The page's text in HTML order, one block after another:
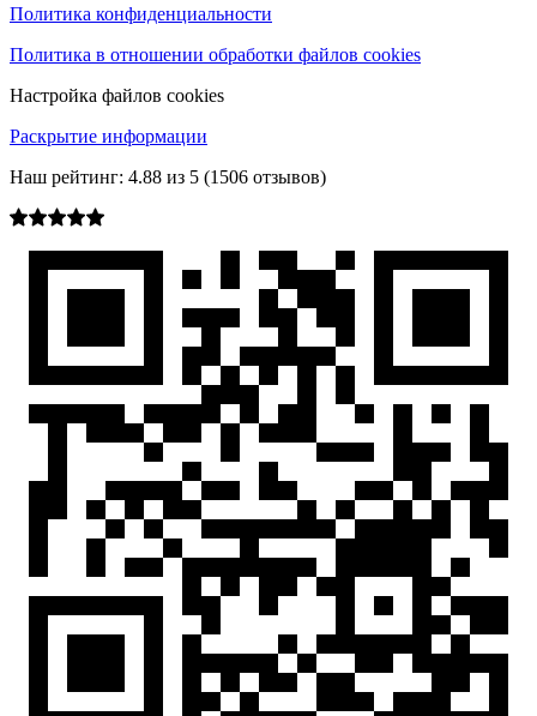
Политика конфиденциальности
Политика в отношении обработки файлов cookies
Настройка файлов cookies
Раскрытие информации
Наш рейтинг: 4.88 из 5 (1506 отзывов)